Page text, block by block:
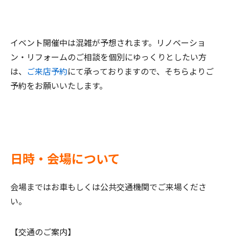
イベント開催中は混雑が予想されます。リノベーショ
ン・リフォームのご相談を個別にゆっくりとしたい方
は、 ご来店予約にて承っておりますので、そちらよりご
予約をお願いいたします。
日時・会場について
会場まではお車もしくは公共交通機関でご来場くださ
い。
【交通のご案内】